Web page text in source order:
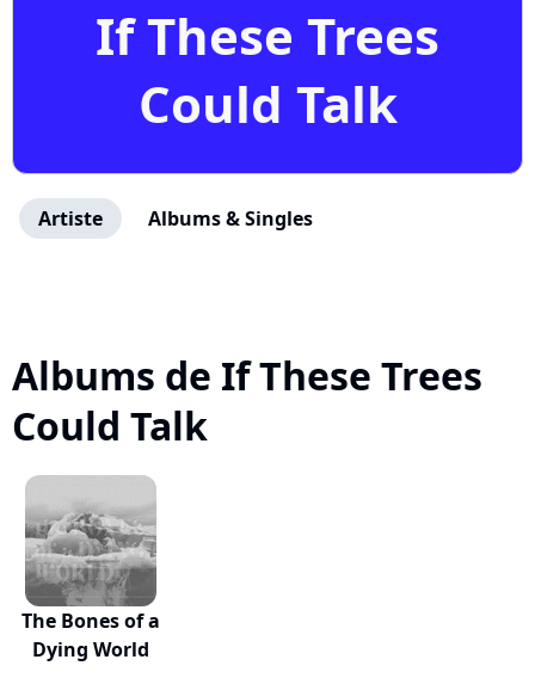
If These Trees
Could Talk
Artiste Albums & Singles
Albums de If These Trees
Could Talk
The Bones of a
Dying World